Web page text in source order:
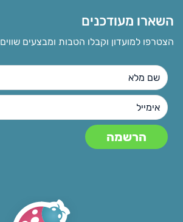
השארו מעודכנים
הצטרפו למועדון וקבלו הטבות ומבצעים שווים